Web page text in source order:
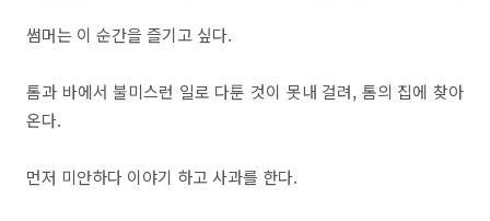
썸머는 이 순간을 즐기고 싶다.
톰과 바에서 불미스런 일로 다툰 것이 못내 걸려, 톰의 집에 찾아
온다.
먼저 미안하다 이야기 하고 사과를 한다.